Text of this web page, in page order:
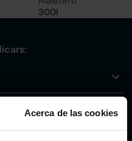
Acerca de las cookies
300l